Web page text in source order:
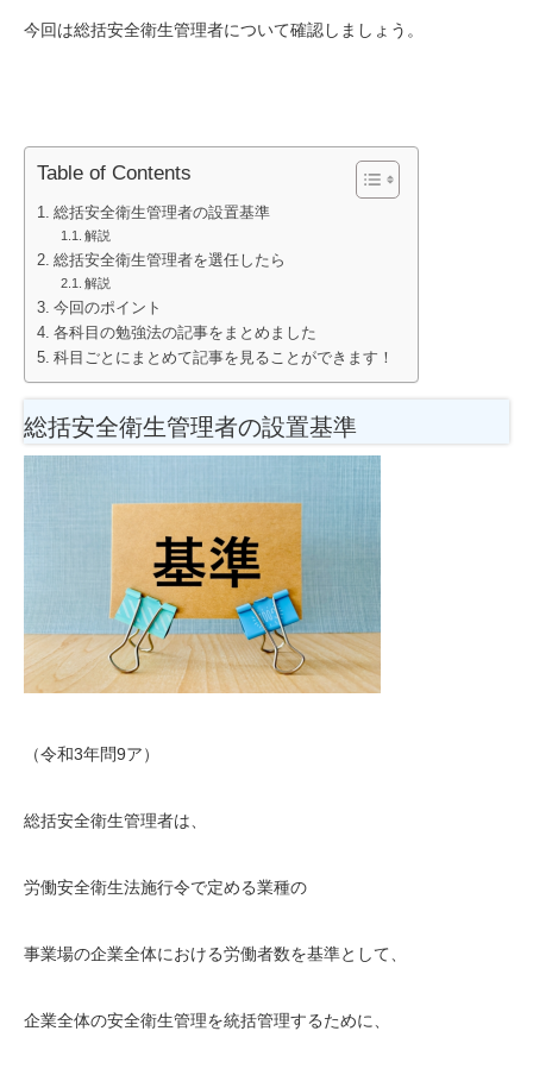
今回は総括安全衛生管理者について確認しましょう。
Table of Contents
総括安全衛生管理者の設置基準
解説
総括安全衛生管理者を選任したら
解説
今回のポイント
各科目の勉強法の記事をまとめました
科目ごとにまとめて記事を見ることができます！
総括安全衛生管理者の設置基準
（令和3年問9ア）
総括安全衛生管理者は、
労働安全衛生法施行令で定める業種の
事業場の企業全体における労働者数を基準として、
企業全体の安全衛生管理を統括管理するために、